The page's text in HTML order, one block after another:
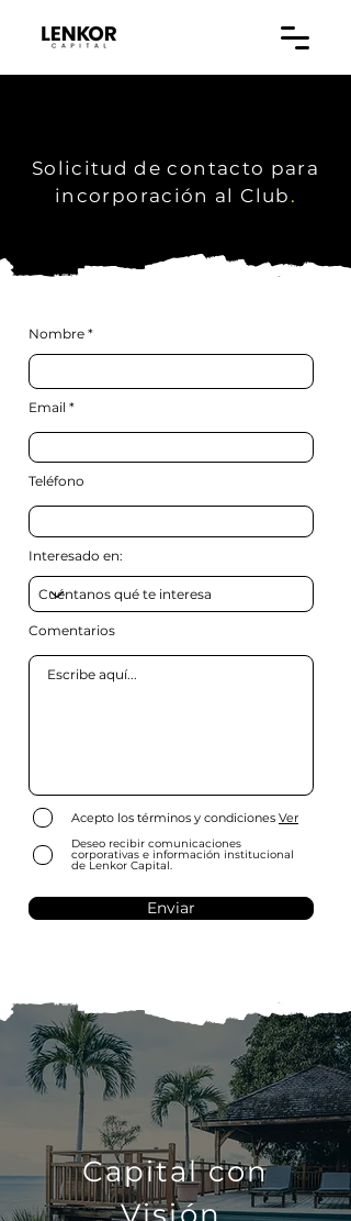
Solicitud de contacto para
incorporación al Club .
Nombre
Email
Teléfono
Interesado en:
Comentarios
Acepto los términos y condiciones Ver
Deseo recibir comunicaciones
corporativas e información institucional
de Lenkor Capital.
Enviar
Capital con